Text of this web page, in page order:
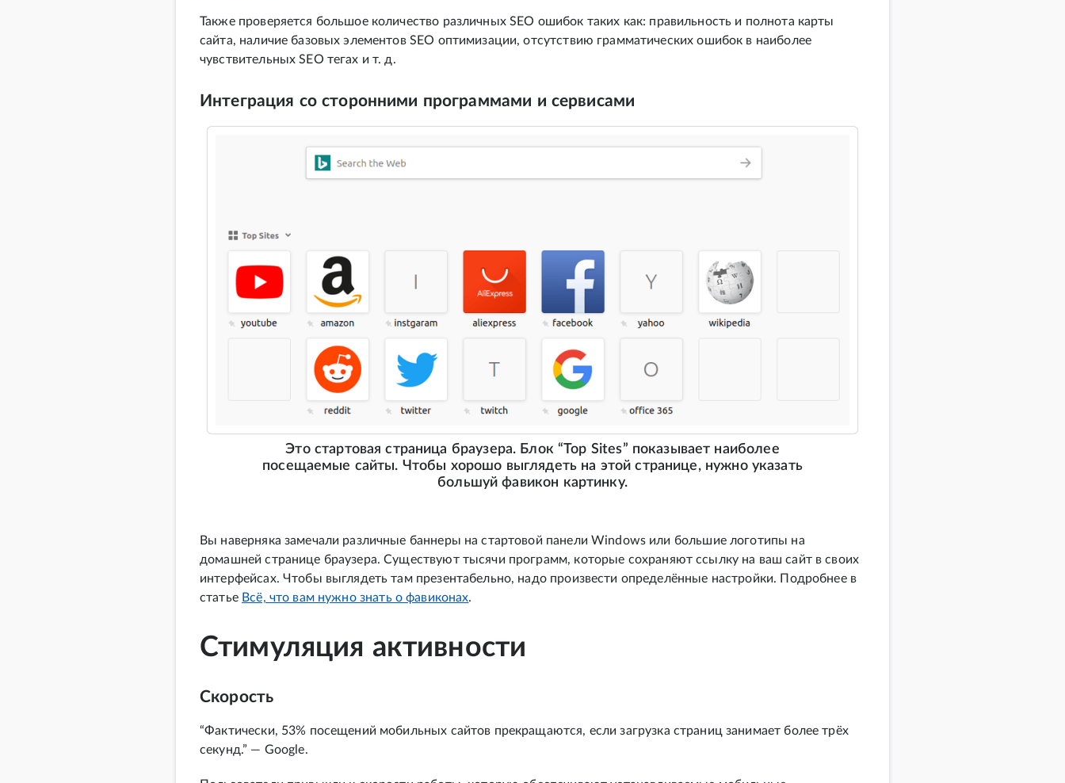
Также проверяется большое количество различных SEO ошибок таких как: правильность и полнота карты
сайта, наличие базовых элементов SEO оптимизации, отсутствию грамматических ошибок в наиболее
чувствительных SEO тегах и т. д.
Интеграция со сторонними программами и сервисами
Это стартовая страница браузера. Блок “Top Sites” показывает наиболее
посещаемые сайты. Чтобы хорошо выглядеть на этой странице, нужно указать
большуй фавикон картинку.
Вы наверняка замечали различные баннеры на стартовой панели Windows или большие логотипы на
домашней странице браузера. Существуют тысячи программ, которые сохраняют ссылку на ваш сайт в своих
интерфейсах. Чтобы выглядеть там презентабельно, надо произвести определённые настройки. Подробнее в
статье Всё, что вам нужно знать о фавиконах.
Стимуляция активности
Скорость
“Фактически, 53% посещений мобильных сайтов прекращаются, если загрузка страниц занимает более трёх
секунд.” — Google.